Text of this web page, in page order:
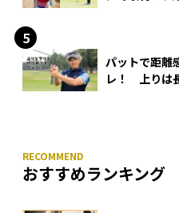
パットで距離
レ！ 上りは
おすすめランキング